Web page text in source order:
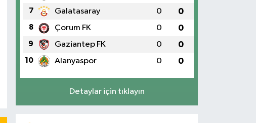
7 Galatasaray 0 0
8 Çorum FK 0 0
9 Gaziantep FK 0 0
10 Alanyaspor 0 0
Detaylar için tıklayın